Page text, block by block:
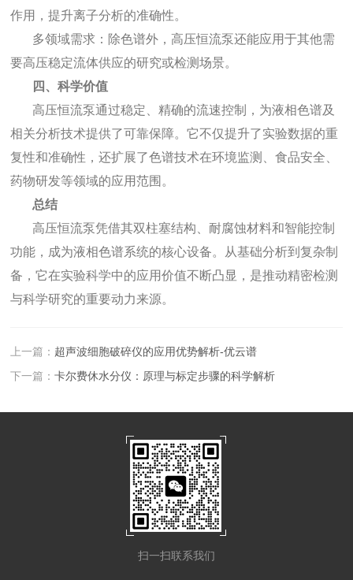
作用，提升离子分析的准确性。
多领域需求：除色谱外，高压恒流泵还能应用于其他需
要高压稳定流体供应的研究或检测场景。
四、科学价值
高压恒流泵通过稳定、精确的流速控制，为液相色谱及
相关分析技术提供了可靠保障。它不仅提升了实验数据的重
复性和准确性，还扩展了色谱技术在环境监测、食品安全、
药物研发等领域的应用范围。
总结
高压恒流泵凭借其双柱塞结构、耐腐蚀材料和智能控制
功能，成为液相色谱系统的核心设备。从基础分析到复杂制
备，它在实验科学中的应用价值不断凸显，是推动精密检测
与科学研究的重要动力来源。
上一篇： 超声波细胞破碎仪的应用优势解析-优云谱
下一篇：卡尔费休水分仪：原理与标定步骤的科学解析
扫一扫联系我们